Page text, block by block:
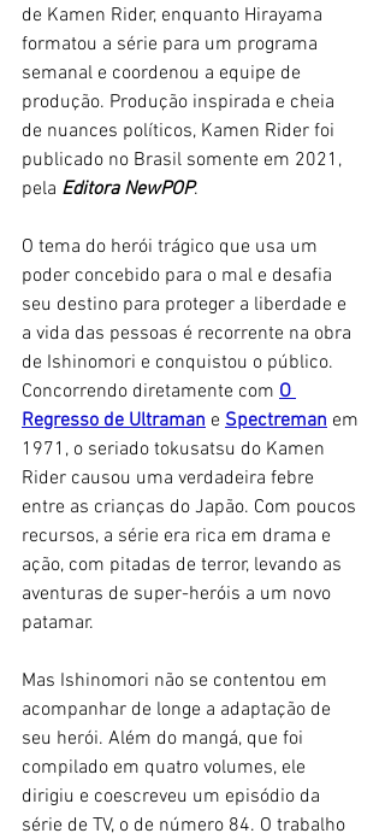
de Kamen Rider, enquanto Hirayama
formatou a série para um programa
semanal e coordenou a equipe de
produção. Produção inspirada e cheia
de nuances políticos, Kamen Rider foi
publicado no Brasil somente em 2021,
pela Editora NewPOP.
O tema do herói trágico que usa um
poder concebido para o mal e desafia
seu destino para proteger a liberdade e
a vida das pessoas é recorrente na obra
de Ishinomori e conquistou o público.
Concorrendo diretamente com O
Regresso de Ultraman e Spectreman em
1971, o seriado tokusatsu do Kamen
Rider causou uma verdadeira febre
entre as crianças do Japão. Com poucos
recursos, a série era rica em drama e
ação, com pitadas de terror, levando as
aventuras de super-heróis a um novo
patamar.
Mas Ishinomori não se contentou em
acompanhar de longe a adaptação de
seu herói. Além do mangá, que foi
compilado em quatro volumes, ele
dirigiu e coescreveu um episódio da
série de TV, o de número 84. O trabalho